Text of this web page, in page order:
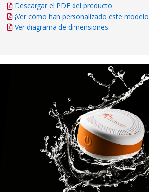
Descargar el PDF del producto
¡Ver cómo han personalizado este
Ver diagrama de dimensiones